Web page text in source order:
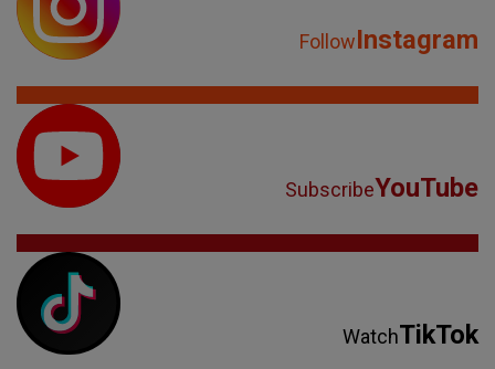
FollowInstagram
SubscribeYouTube
WatchTikTok